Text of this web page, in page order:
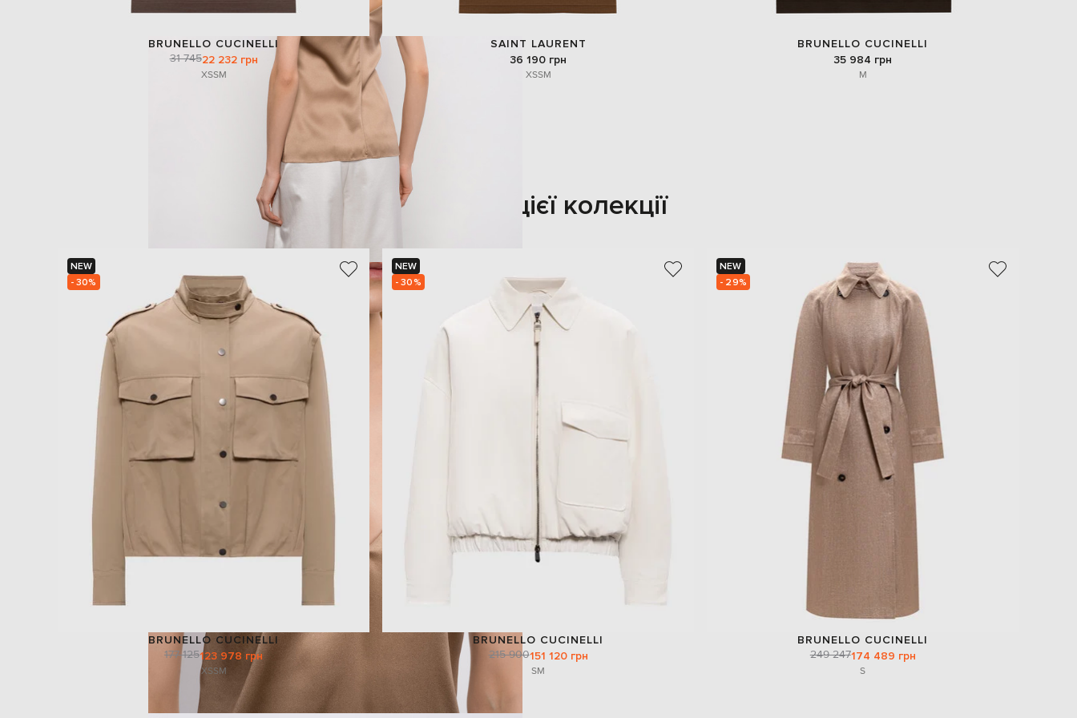
BRUNELLO CUCINELLI
31 74522 232 грн
XSSM
SAINT LAURENT
36 190 грн
XSSM
BRUNELLO CUCINELLI
35 984 грн
M
Також з цієї колекції
NEW
- 30%
BRUNELLO CUCINELLI
177 125123 978 грн
XSSM
NEW
- 30%
BRUNELLO CUCINELLI
215 900151 120 грн
SM
NEW
- 29%
BRUNELLO CUCINELLI
249 247174 489 грн
S